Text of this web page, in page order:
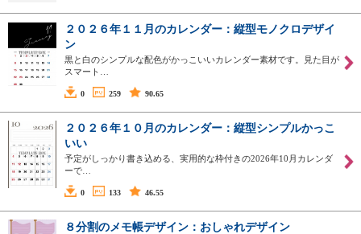
２０２６年１１月のカレンダー：縦型モノクロデザイ
ン
黒と白のシンプルな配色がかっこいいカレンダー素材です。見た目が
スマート…
0 259 90.65
２０２６年１０月のカレンダー：縦型シンプルかっこ
いい
予定がしっかり書き込める、実用的な枠付きの2026年10月カレンダ
ーで…
0 133 46.55
８分割のメモ帳デザイン：おしゃれデザイン